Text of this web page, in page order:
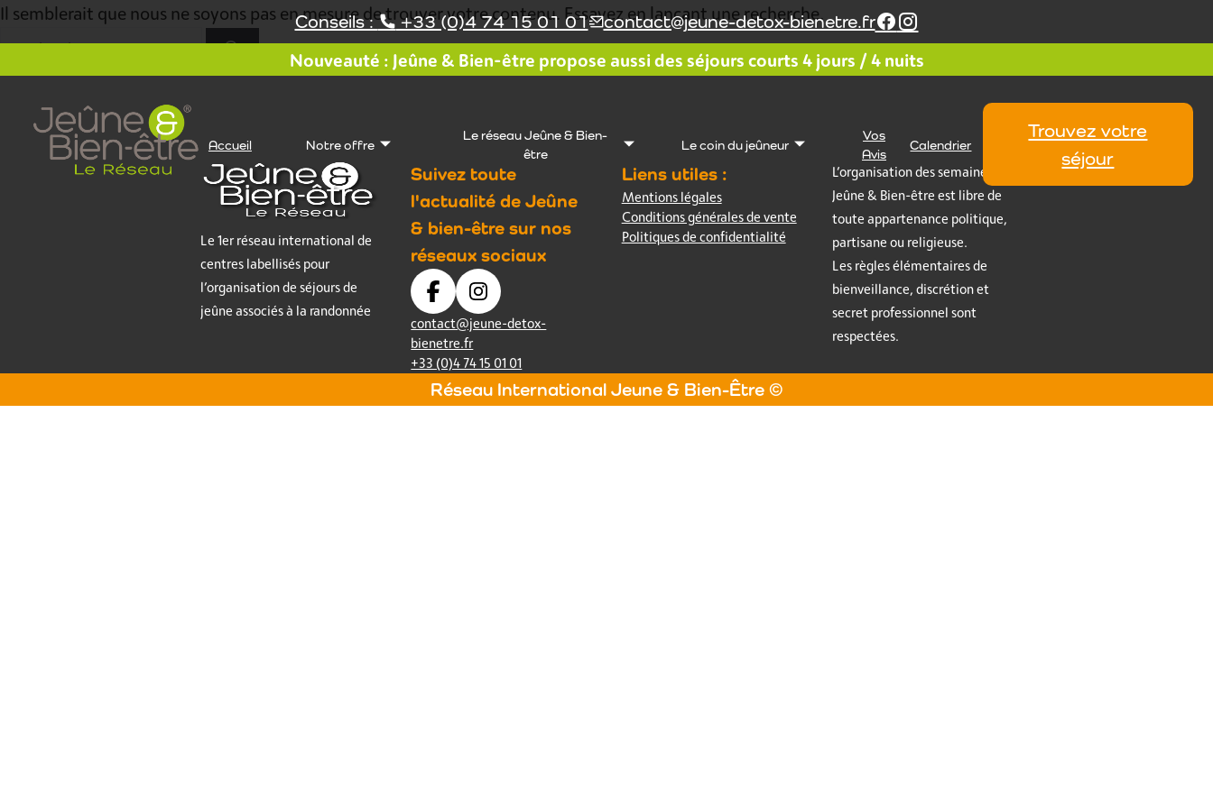
Aller
Conseils : +33 (0)4 74 15 01 01 contact@jeune-detox-bienetre.fr
Nouveauté : Jeûne & Bien-être propose aussi des séjours courts 4 jours / 4 nuits
Accueil Notre offre
Le réseau Jeûne & Bien-
être
Le coin du jeûneur
Vos
Avis
Calendrier
Trouvez votre
séjour
Il semblerait que nous ne soyons pas en mesure de trouver votre contenu. Essayez en lançant une recherche.
Le 1er réseau international de
centres labellisés pour
l’organisation de séjours de
jeûne associés à la randonnée
Suivez toute
l'actualité de Jeûne
& bien-être sur nos
réseaux sociaux
contact@jeune-detox-
bienetre.fr
+33 (0)4 74 15 01 01
Liens utiles :
Mentions légales
Conditions générales de vente
Politiques de confidentialité
L’organisation des semaines
Jeûne & Bien-être est libre de
toute appartenance politique,
partisane ou religieuse.
Les règles élémentaires de
bienveillance, discrétion et
secret professionnel sont
respectées.
Réseau International Jeune & Bien-Être ©